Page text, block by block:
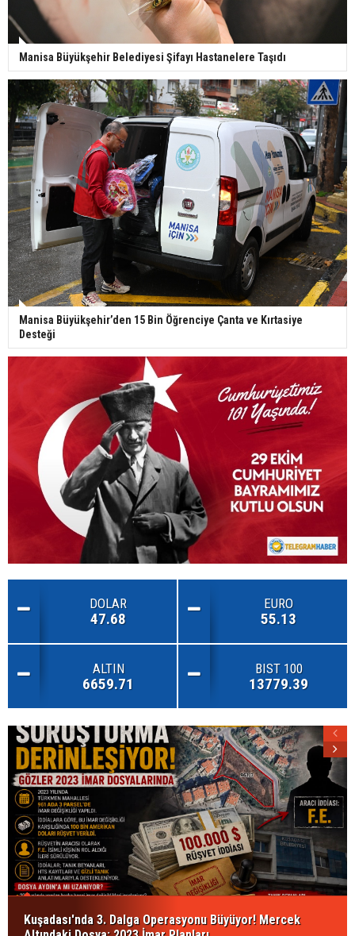
Manisa Büyükşehir Belediyesi Şifayı Hastanelere Taşıdı
Manisa Büyükşehir’den 15 Bin Öğrenciye Çanta ve Kırtasiye
Desteği
DOLAR
47.68
EURO
55.13
ALTIN
6659.71
BIST 100
13779.39
Kuşadası'nda 3. Dalga Operasyonu Büyüyor! Mercek